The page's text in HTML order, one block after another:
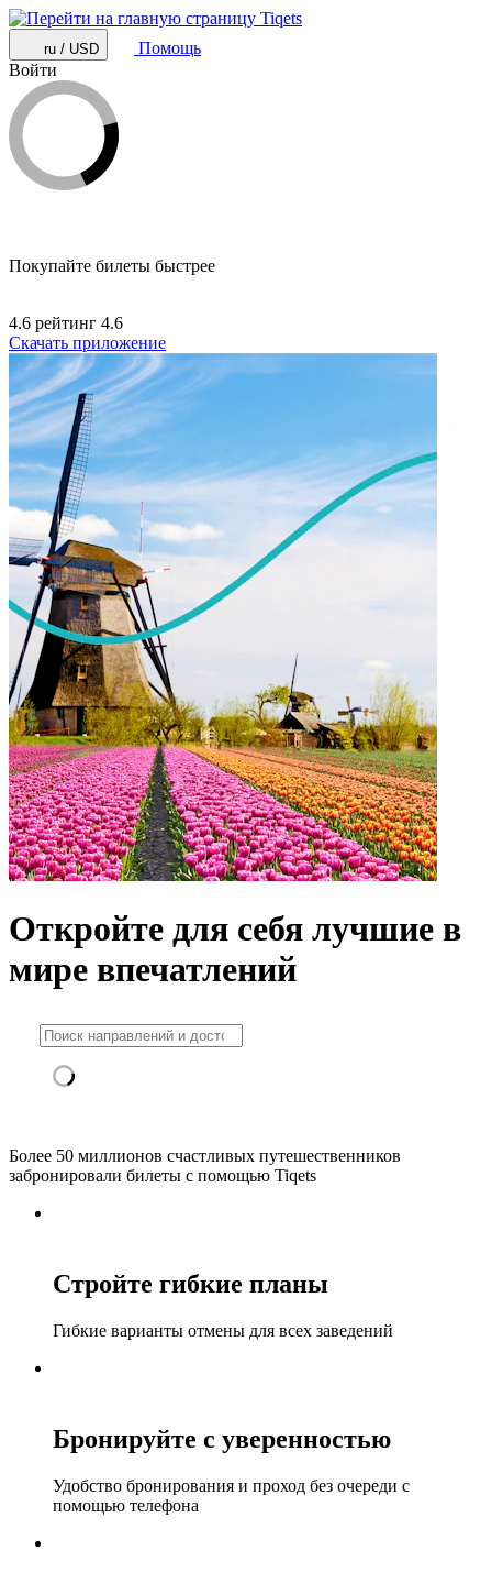
ru / USD
Помощь
Войти
Покупайте билеты быстрее
4.6 рейтинг 4.6
Скачать приложение
Откройте для себя лучшие в
мире впечатлений
Более 50 миллионов счастливых путешественников
забронировали билеты с помощью Tiqets
Стройте гибкие планы
Гибкие варианты отмены для всех заведений
Бронируйте с уверенностью
Удобство бронирования и проход без очереди с
помощью телефона